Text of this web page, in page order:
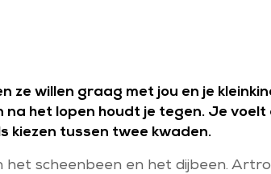
ze willen graag met jou en je
na het lopen houdt je tegen. Je voelt
kiezen tussen twee kwaden.
scheenbeen en het dijbeen.